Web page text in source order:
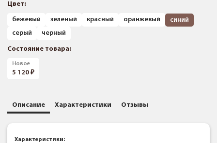
Цвет:
бежевый зеленый красный оранжевый
синий
серый
черный
Состояние товара:
Новое
5 120
Описание Характеристики Отзывы
Характеристики: